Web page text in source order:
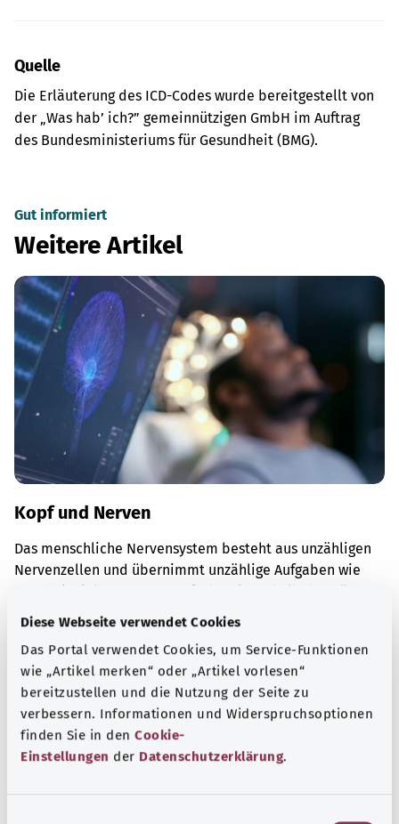
Diese Webseite verwendet Cookies
Das Portal verwendet Cookies, um Service-Funktionen
wie „Artikel merken“ oder „Artikel vorlesen“
bereitzustellen und die Nutzung der Seite zu
verbessern. Informationen und Widerspruchsoptionen
finden Sie in den Cookie-
Einstellungen der Datenschutzerklärung.
Quelle
Die Erläuterung des ICD-Codes wurde bereitgestellt von
der „Was hab’ ich?” gemeinnützigen GmbH im Auftrag
des Bundesministeriums für Gesundheit (BMG).
Gut informiert
Weitere Artikel
Kopf und Nerven
Das menschliche Nervensystem besteht aus unzähligen
Nervenzellen und übernimmt unzählige Aufgaben wie
Mehr erfahren